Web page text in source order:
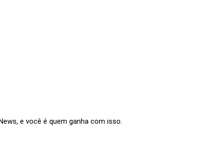
e você é quem ganha com isso.